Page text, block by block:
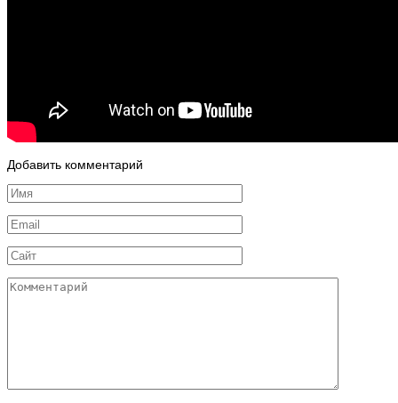
Добавить комментарий
Имя
*
Email
*
Сайт
Комментарий